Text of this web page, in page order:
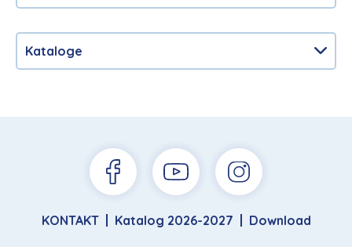
Kataloge
KONTAKT Katalog 2026-2027 Download